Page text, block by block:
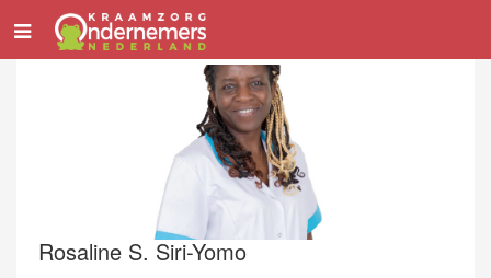
Rosaline S. Siri-Yomo